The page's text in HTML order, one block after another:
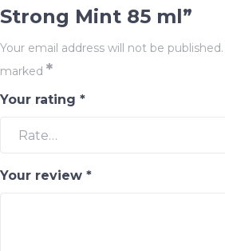
Strong Mint 85 ml”
Your email address will not be published.
marked *
Your rating *
Your review *